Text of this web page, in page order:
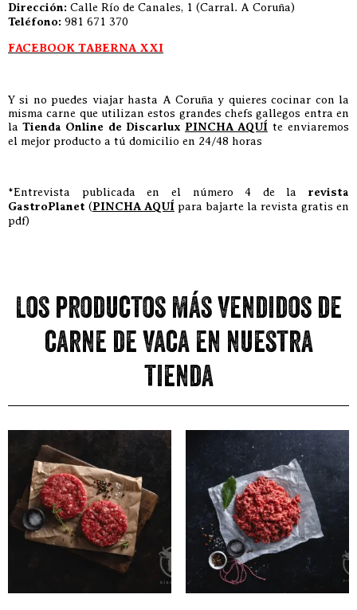
Dirección: Calle Río de Canales, 1 (Carral. A Coruña)
Teléfono: 981 671 370
FACEBOOK TABERNA XXI
Y si no puedes viajar hasta A Coruña y quieres cocinar con la
misma carne que utilizan estos grandes chefs gallegos entra en
la Tienda Online de Discarlux PINCHA AQUÍ te enviaremos
el mejor producto a tú domicilio en 24/48 horas
*Entrevista publicada en el número 4 de la revista
GastroPlanet (PINCHA AQUÍ para bajarte la revista gratis en
pdf)
Los productos más vendidos de
carne de vaca en nuestra
tienda